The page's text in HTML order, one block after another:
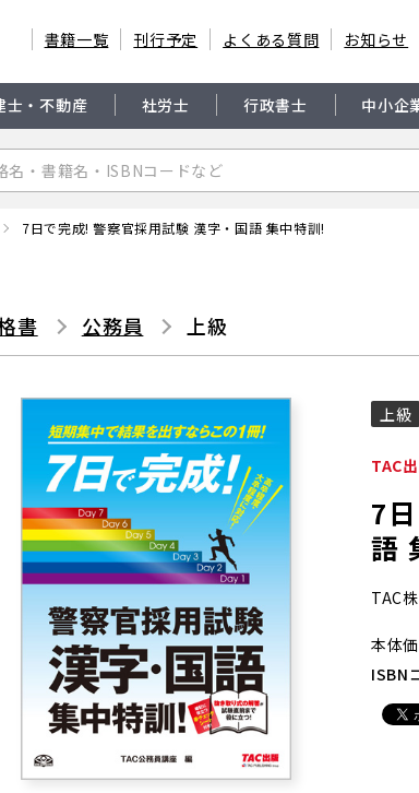
書籍一覧 刊行予定 よくある質問 お知らせ
士・不動産 社労士 行政書士 中小企
7日で完成! 警察官採用試験 漢字・国語 集中特訓!
書 公務員 上級
上級
TAC
7
語
TAC
本体
ISBN